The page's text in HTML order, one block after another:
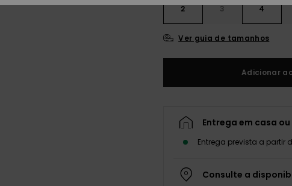
2 3 4
Ver guia de tamanhos
Adicionar
Entrega em casa
Entrega prevista a partir
Consulte a